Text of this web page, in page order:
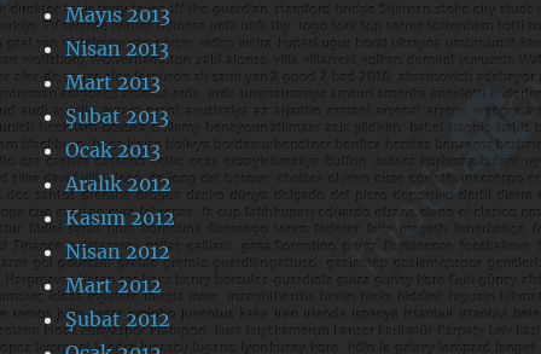
Mayıs 2013
Nisan 2013
Mart 2013
Şubat 2013
Ocak 2013
Aralık 2012
Kasım 2012
Nisan 2012
Mart 2012
Şubat 2012